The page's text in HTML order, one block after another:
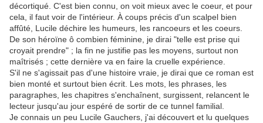
décortiqué. C'est bien connu, on voit mieux avec le coeur, et pour
cela, il faut voir de l'intérieur. À coups précis d'un scalpel bien
affûté, Lucile déchire les humeurs, les rancoeurs et les coeurs.
De son héroïne ô combien féminine, je dirai "telle est prise qui
croyait prendre" ; la fin ne justifie pas les moyens, surtout non
maîtrisés ; cette dernière va en faire la cruelle expérience.
S'il ne s'agissait pas d'une histoire vraie, je dirai que ce roman est
bien monté et surtout bien écrit. Les mots, les phrases, les
paragraphes, les chapitres s'enchaînent, surgissent, relancent le
lecteur jusqu'au jour espéré de sortir de ce tunnel familial.
Je connais un peu Lucile Gauchers, j'ai découvert et lu quelques